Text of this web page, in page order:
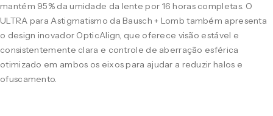
mantém 95% da umidade da lente por 16 horas completas. O
ULTRA para Astigmatismo da Bausch + Lomb também apresenta
o design inovador OpticAlign, que oferece visão estável e
consistentemente clara e controle de aberração esférica
otimizado em ambos os eixos para ajudar a reduzir halos e
ofuscamento.